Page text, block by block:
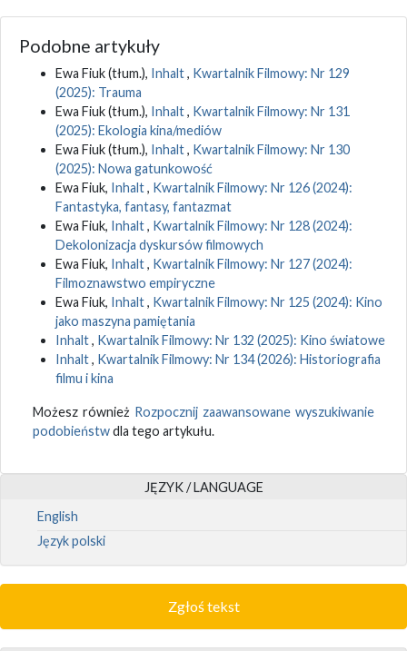
Podobne artykuły
Ewa Fiuk (tłum.), Inhalt, Kwartalnik Filmowy: Nr 129
(2025): Trauma
Ewa Fiuk (tłum.), Inhalt, Kwartalnik Filmowy: Nr 131
(2025): Ekologia kina/mediów
Ewa Fiuk (tłum.), Inhalt, Kwartalnik Filmowy: Nr 130
(2025): Nowa gatunkowość
Ewa Fiuk, Inhalt, Kwartalnik Filmowy: Nr 126 (2024):
Fantastyka, fantasy, fantazmat
Ewa Fiuk, Inhalt, Kwartalnik Filmowy: Nr 128 (2024):
Dekolonizacja dyskursów filmowych
Ewa Fiuk, Inhalt, Kwartalnik Filmowy: Nr 127 (2024):
Filmoznawstwo empiryczne
Ewa Fiuk, Inhalt, Kwartalnik Filmowy: Nr 125 (2024): Kino
jako maszyna pamiętania
Inhalt, Kwartalnik Filmowy: Nr 132 (2025): Kino światowe
Inhalt, Kwartalnik Filmowy: Nr 134 (2026): Historiografia
filmu i kina
Możesz również Rozpocznij zaawansowane wyszukiwanie
podobieństwdla tego artykułu.
JĘZYK / LANGUAGE
English
Język polski
Zgłoś tekst